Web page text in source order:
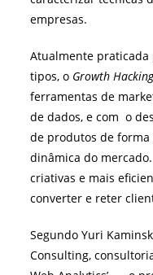
empresas.
Atualmente praticada
tipos, o Growth
ferramentas de
de dados, e com o
de produtos de forma
dinâmica do
criativas e mais
converter e reter
Segundo Yuri
Consulting,